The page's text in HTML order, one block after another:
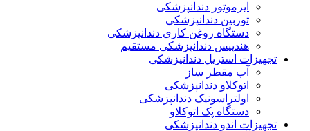
ایرموتور دندانپزشکی
توربین دندانپزشکی
دستگاه روغن کاری دندانپزشکی
هندپیس دندانپزشکی مستقیم
تجهیزات استریل دندانپزشکی
آب مقطر ساز
اتوکلاو دندانپزشکی
اولتراسونیک دندانپزشکی
دستگاه پک اتوکلاو
تجهیزات اندو دندانپزشکی